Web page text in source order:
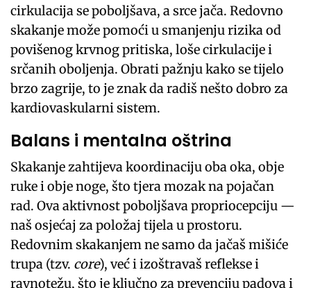
cirkulacija se poboljšava, a srce jača. Redovno
skakanje može pomoći u smanjenju rizika od
povišenog krvnog pritiska, loše cirkulacije i
srčanih oboljenja. Obrati pažnju kako se tijelo
brzo zagrije, to je znak da radiš nešto dobro za
kardiovaskularni sistem.
Balans i mentalna oštrina
Skakanje zahtijeva koordinaciju oba oka, obje
ruke i obje noge, što tjera mozak na pojačan
rad. Ova aktivnost poboljšava propriocepciju —
naš osjećaj za položaj tijela u prostoru.
Redovnim skakanjem ne samo da jačaš mišiće
trupa (tzv. core), već i izoštravaš reflekse i
ravnotežu, što je ključno za prevenciju padova i